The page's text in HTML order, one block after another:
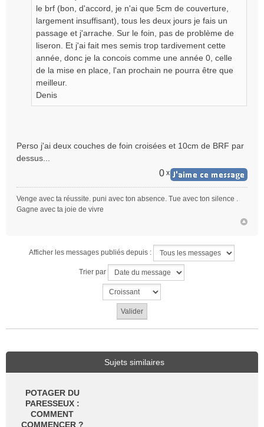
le brf (bon, d'accord, je n'ai que 5cm de couverture,
largement insuffisant), tous les deux jours je fais un
passage et j'arrache. Sur le foin, pas de problème de
liseron. Et j'ai fait mes semis trop tardivement cette
année, donc je la concois comme une année 0, celle
de la mise en place, l'an prochain ne pourra être que
meilleur.
Denis
Perso j'ai deux couches de foin croisées et 10cm de BRF par
dessus...
0 x
Venge avec ta réussite. puni avec ton absence. Tue avec ton silence .
Gagne avec ta joie de vivre
Afficher les messages publiés depuis :
Trier par
Sujets similaires
POTAGER DU
PARESSEUX :
COMMENT
COMMENCER ?